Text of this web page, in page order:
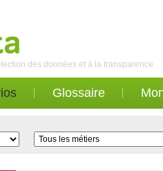
des données et à la transparence
Glossaire